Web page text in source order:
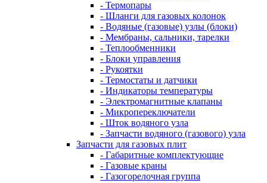
- Термопары
- Шланги для газовых колонок
- Водяные (газовые) узлы (блоки)
- Мембраны, сальники, тарелки
- Теплообменники
- Блоки управления
- Рукоятки
- Термостаты и датчики
- Индикаторы температуры
- Электромагнитные клапаны
- Микропереключатели
- Шток водяного узла
- Запчасти водяного (газового) узла
Запчасти для газовых плит
- Габаритные комплектующие
- Газовые краны
- Газогорелочная группа